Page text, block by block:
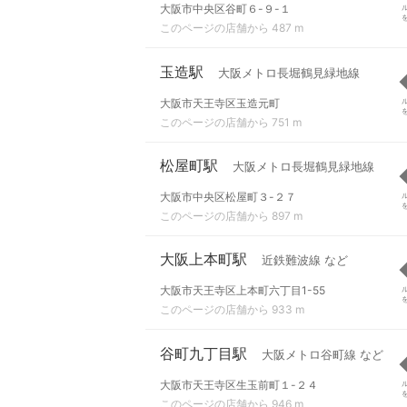
大阪市中央区谷町６-９-１
このページの店舗から 487 m
玉造駅 大阪メトロ長堀鶴見緑地線
大阪市天王寺区玉造元町
このページの店舗から 751 m
松屋町駅 大阪メトロ長堀鶴見緑地線
大阪市中央区松屋町３-２７
このページの店舗から 897 m
大阪上本町駅 近鉄難波線 など
大阪市天王寺区上本町六丁目1-55
このページの店舗から 933 m
谷町九丁目駅 大阪メトロ谷町線 など
大阪市天王寺区生玉前町１-２４
このページの店舗から 946 m